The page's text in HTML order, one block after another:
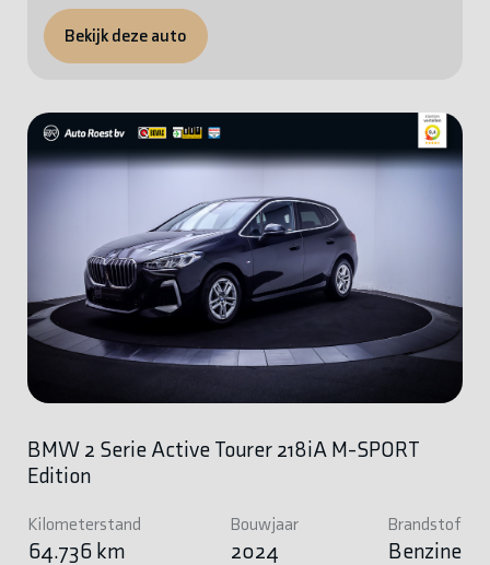
Bekijk deze auto
BMW 2 Serie Active Tourer 218iA M-SPORT
Edition
Kilometerstand
64.736 km
Bouwjaar
2024
Brandstof
Benzine